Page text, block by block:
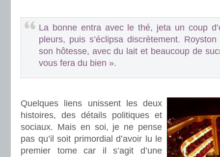
La bonne entra avec le thé, jeta un coup
pleurs, puis s’éclipsa discrètement.
son hôtesse, avec du lait et beaucoup de
vous fera du bien ».
Quelques liens unissent les deux
histoires, des détails politiques et
sociaux. Mais en soi, je ne pense
pas qu’il soit primordial d’avoir lu le
premier tome car il s’agit d’une